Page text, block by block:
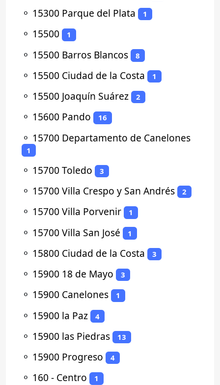
⚬ 15300 Parque del Plata 1
⚬ 15500 1
⚬ 15500 Barros Blancos 8
⚬ 15500 Ciudad de la Costa 1
⚬ 15500 Joaquín Suárez 2
⚬ 15600 Pando 16
⚬ 15700 Departamento de Canelones
1
⚬ 15700 Toledo 3
⚬ 15700 Villa Crespo y San Andrés 2
⚬ 15700 Villa Porvenir 1
⚬ 15700 Villa San José 1
⚬ 15800 Ciudad de la Costa 3
⚬ 15900 18 de Mayo 3
⚬ 15900 Canelones 1
⚬ 15900 la Paz 4
⚬ 15900 las Piedras 13
⚬ 15900 Progreso 4
⚬ 160 - Centro 1